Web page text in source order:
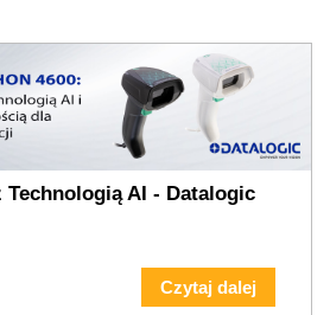
Technologią AI - Datalogic
Czytaj dalej